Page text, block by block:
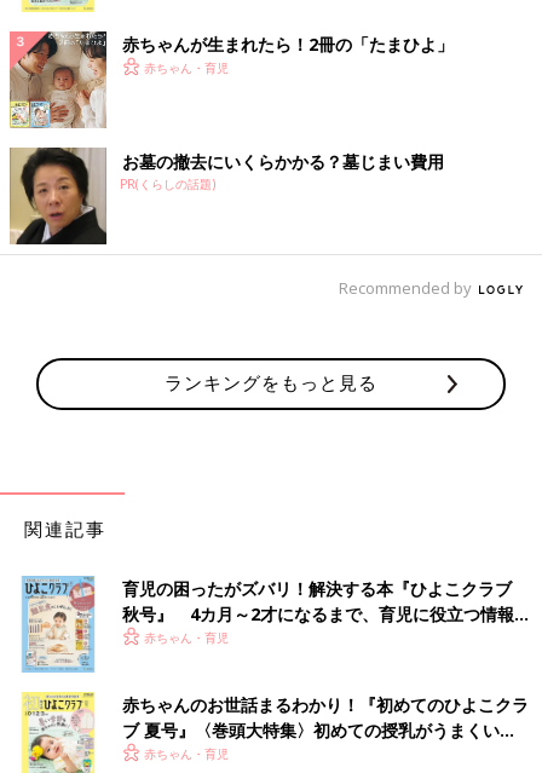
らの絵柄はバックプリントだそうで、せっかくなら羽織りは加え
ずに見せて着たい！シンプルに黒も良いですが、赤のチェック柄
のボトムスを合わせるとグッと秋らしいコーデに♪ 親子おそろい
「ミッフィー UT」は大きめサイズを選んでワンピ
みて
赤ちゃんが生まれたら！2冊の「たまひよ」
赤ちゃん・育児
お墓の撤去にいくらかかる？墓じまい費用
PR(くらしの話題)
Recommended by
ランキングをもっと見る
関連記事
育児の困ったがズバリ！解決する本『ひよこクラブ
秋号』 4カ月～2才になるまで、育児に役立つ情報が
いっぱい！
赤ちゃん・育児
赤ちゃんのお世話まるわかり！『初めてのひよこクラ
ブ 夏号』〈巻頭大特集〉初めての授乳がうまくい
く！ おっぱい・ミルクの基本と夏のトラブル 解決テ
赤ちゃん・育児